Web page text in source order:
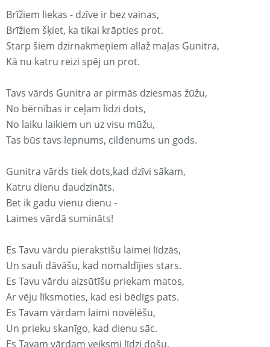
Brīžiem liekas - dzīve ir bez vainas,
Brīžiem šķiet, ka tikai krāpties prot.
Starp šiem dzirnakmeņiem allaž maļas Gunitra,
Kā nu katru reizi spēj un prot.
Tavs vārds Gunitra ar pirmās dziesmas žūžu,
No bērnības ir ceļam līdzi dots,
No laiku laikiem un uz visu mūžu,
Tas būs tavs lepnums, cildenums un gods.
Gunitra vārds tiek dots,kad dzīvi sākam,
Katru dienu daudzināts.
Bet ik gadu vienu dienu -
Laimes vārdā sumināts!
Es Tavu vārdu pierakstīšu laimei līdzās,
Un sauli dāvāšu, kad nomaldījies stars.
Es Tavu vārdu aizsūtīšu priekam matos,
Ar vēju līksmoties, kad esi bēdīgs pats.
Es Tavam vārdam laimi novēlēšu,
Un prieku skanīgo, kad dienu sāc.
Es Tavam vārdam veiksmi līdzi došu,